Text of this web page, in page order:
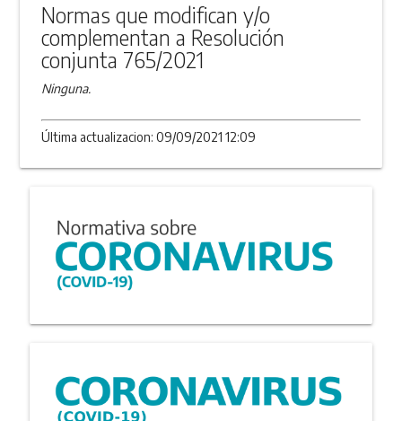
Normas que modifican y/o
complementan a Resolución
conjunta 765/2021
Ninguna.
Última actualizacion: 09/09/2021 12:09